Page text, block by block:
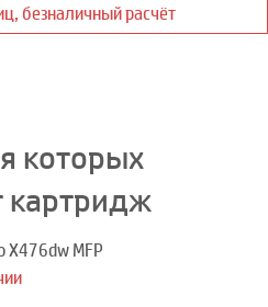
безналичный расчёт
которых
картридж
X476dw MFP